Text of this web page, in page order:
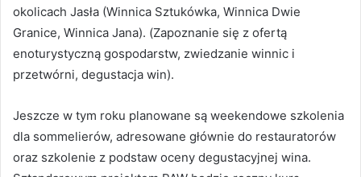
okolicach Jasła (Winnica Sztukówka, Winnica Dwie
Granice, Winnica Jana). (Zapoznanie się z ofertą
enoturystyczną gospodarstw, zwiedzanie winnic i
przetwórni, degustacja win).
Jeszcze w tym roku planowane są weekendowe szkolenia
dla sommelierów, adresowane głównie do restauratorów
oraz szkolenie z podstaw oceny degustacyjnej wina.